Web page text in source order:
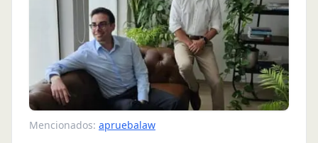
Mencionados: apruebalaw